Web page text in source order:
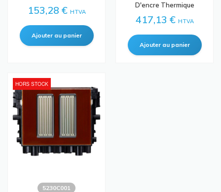
153,28 € HTVA
D'encre Thermique
417,13 € HTVA
HORS STOCK
5230C001